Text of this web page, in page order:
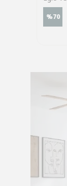
%70